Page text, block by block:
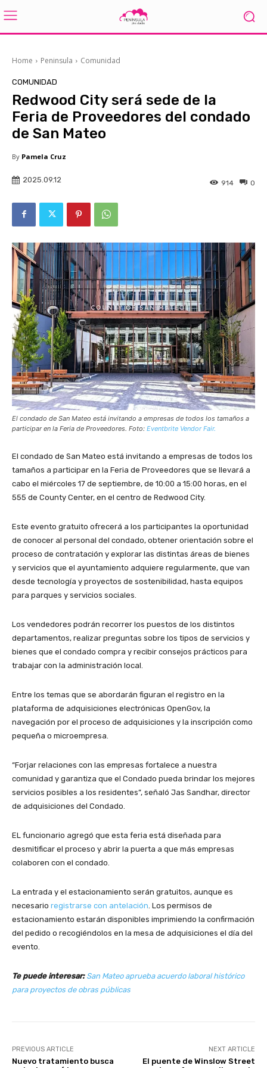
Home Peninsula Comunidad
COMUNIDAD
Redwood City será sede de la
Feria de Proveedores del condado
de San Mateo
By Pamela Cruz
2025.09.12 0
914
El condado de San Mateo está invitando a empresas de todos los tamaños a
participar en la Feria de Proveedores. Foto: Eventbrite Vendor Fair.
El condado de San Mateo está invitando a empresas de todos los
tamaños a participar en la Feria de Proveedores que se llevará a
cabo el miércoles 17 de septiembre, de 10:00 a 15:00 horas, en el
555 de County Center, en el centro de Redwood City.
Este evento gratuito ofrecerá a los participantes la oportunidad
de conocer al personal del condado, obtener orientación sobre el
proceso de contratación y explorar las distintas áreas de bienes
y servicios que el ayuntamiento adquiere regularmente, que van
desde tecnología y proyectos de sostenibilidad, hasta equipos
para parques y servicios sociales.
Los vendedores podrán recorrer los puestos de los distintos
departamentos, realizar preguntas sobre los tipos de servicios y
bienes que el condado compra y recibir consejos prácticos para
trabajar con la administración local.
Entre los temas que se abordarán figuran el registro en la
plataforma de adquisiciones electrónicas OpenGov, la
navegación por el proceso de adquisiciones y la inscripción como
pequeña o microempresa.
“Forjar relaciones con las empresas fortalece a nuestra
comunidad y garantiza que el Condado pueda brindar los mejores
servicios posibles a los residentes”, señaló Jas Sandhar, director
de adquisiciones del Condado.
EL funcionario agregó que esta feria está diseñada para
desmitificar el proceso y abrir la puerta a que más empresas
colaboren con el condado.
La entrada y el estacionamiento serán gratuitos, aunque es
necesario registrarse con antelación. Los permisos de
estacionamiento estarán disponibles imprimiendo la confirmación
del pedido o recogiéndolos en la mesa de adquisiciones el día del
evento.
Te puede interesar: San Mateo aprueba acuerdo laboral histórico
para proyectos de obras públicas
PREVIOUS ARTICLE
Nuevo tratamiento busca
NEXT ARTICLE
El puente de Winslow Street